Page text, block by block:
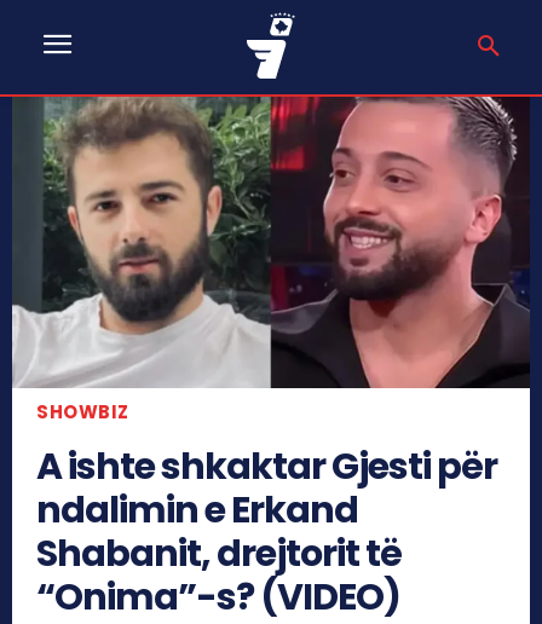
SHOWBIZ
A ishte shkaktar Gjesti për
ndalimin e Erkand
Shabanit, drejtorit të
“Onima”-s? (VIDEO)